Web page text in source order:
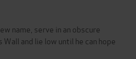
name, serve in an obscure
and lie low until he can hope